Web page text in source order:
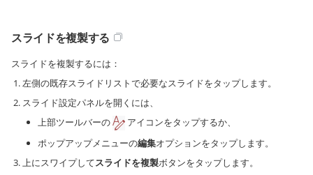
スライドを複製する
スライドを複製するには：
左側の既存スライドリストで必要なスライドをタップします。
スライド設定パネルを開くには、
上部ツールバーの
アイコンをタップするか、
ポップアップメニューの編集オプションをタップします。
上にスワイプしてスライドを複製ボタンをタップします。